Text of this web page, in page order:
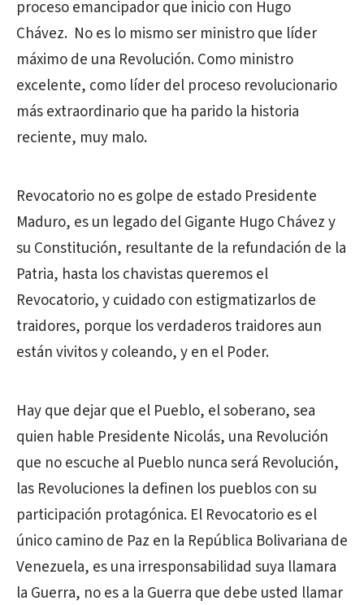
proceso emancipador que inicio con Hugo
Chávez. No es lo mismo ser ministro que líder
máximo de una Revolución. Como ministro
excelente, como líder del proceso revolucionario
más extraordinario que ha parido la historia
reciente, muy malo.
Revocatorio no es golpe de estado Presidente
Maduro, es un legado del Gigante Hugo Chávez y
su Constitución, resultante de la refundación de la
Patria, hasta los chavistas queremos el
Revocatorio, y cuidado con estigmatizarlos de
traidores, porque los verdaderos traidores aun
están vivitos y coleando, y en el Poder.
Hay que dejar que el Pueblo, el soberano, sea
quien hable Presidente Nicolás, una Revolución
que no escuche al Pueblo nunca será Revolución,
las Revoluciones la definen los pueblos con su
participación protagónica. El Revocatorio es el
único camino de Paz en la República Bolivariana de
Venezuela, es una irresponsabilidad suya llamara
la Guerra, no es a la Guerra que debe usted llamar